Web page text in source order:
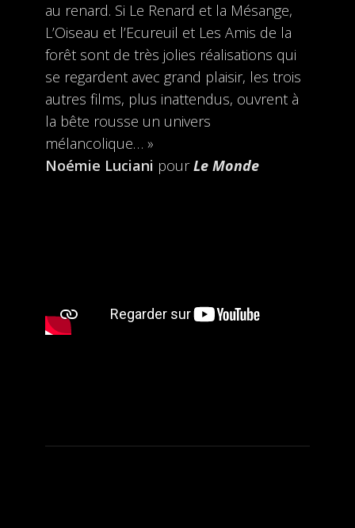
au renard. Si Le Renard et la Mésange,
L’Oiseau et l’Ecureuil et Les Amis de la
forêt sont de très jolies réalisations qui
se regardent avec grand plaisir, les trois
autres films, plus inattendus, ouvrent à
la bête rousse un univers
mélancolique… »
Noémie Luciani pourLe Monde